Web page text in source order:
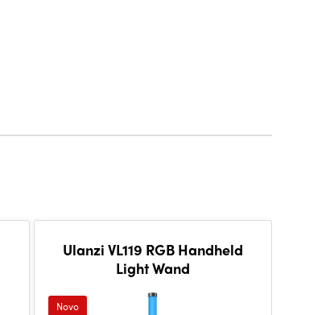
Ulanzi VL119 RGB Handheld
Light Wand
Novo